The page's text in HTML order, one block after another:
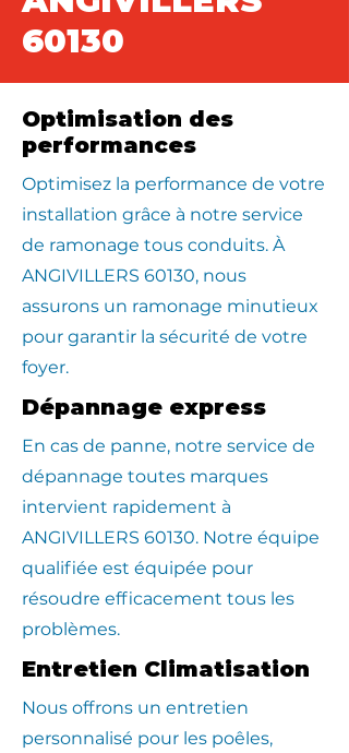
60130
Optimisation des
performances
Optimisez la performance de votre
installation grâce à notre service
de ramonage tous conduits. À
ANGIVILLERS 60130, nous
assurons un ramonage minutieux
pour garantir la sécurité de votre
foyer.
Dépannage express
En cas de panne, notre service de
dépannage toutes marques
intervient rapidement à
ANGIVILLERS 60130. Notre équipe
qualifiée est équipée pour
résoudre efficacement tous les
problèmes.
Entretien Climatisation
Nous offrons un entretien
personnalisé pour les poêles,